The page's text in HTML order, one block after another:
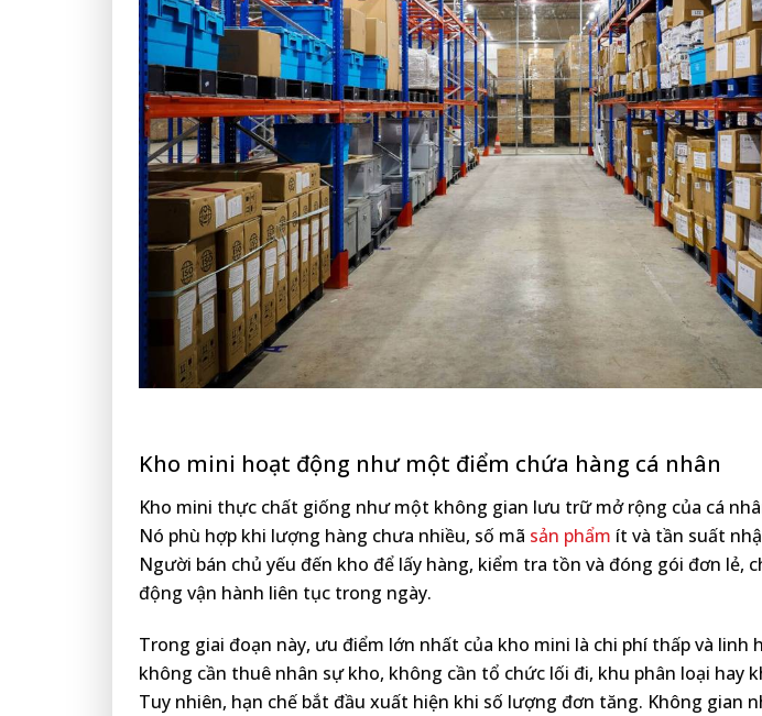
Kho mini hoạt động như một điểm chứa hàng cá nhân
Kho mini thực chất giống như một không gian lưu trữ mở rộng của cá
Nó phù hợp khi lượng hàng chưa nhiều, số mã sản phẩm ít và tần suất
Người bán chủ yếu đến kho để lấy hàng, kiểm tra tồn và đóng gói đơn lẻ,
động vận hành liên tục trong ngày.
Trong giai đoạn này, ưu điểm lớn nhất của kho mini là chi phí thấp và linh
không cần thuê nhân sự kho, không cần tổ chức lối đi, khu phân loại hay
Tuy nhiên, hạn chế bắt đầu xuất hiện khi số lượng đơn tăng. Không gian